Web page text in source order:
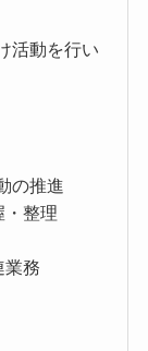
活動を行い
の推進
・整理
業務